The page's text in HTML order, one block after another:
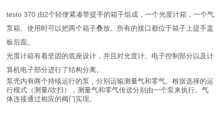
testo 370 由2个轻便紧凑带提手的箱子组成，一个光度计箱，一个气
泵箱。使用时可以把两个箱子叠放。所有的接口都位于箱子上提手盖
板后面。
光度计箱有着坚固的底座设计，并且对光度计、电子控制部分以及计
算机电子部分进行了结构分离。
泵壳内有两个持续运行的泵，分别运输测量气和零气。根据选择的运
行模式（测量/吹扫），测量气和零气传送分别由一个泵来执行。气
体连接通过相应的阀门实现。